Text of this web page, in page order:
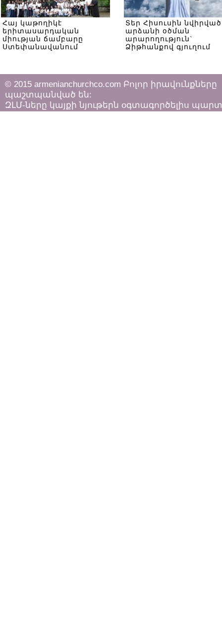
Հայ կաթողիկէ
երիտասարդական
միության ճամբարը
Ստեփանավանում
Տեր Հիսուսին նվիրված
արձանի օծման
արարողություն`
Ձիթհանքով գյուղում
© 2015 armenianchurchco.com Բոլոր իրավունքները
պաշտպանված են:
ԶԼՄ-ները կայքի նյութերն օգտագործելիս